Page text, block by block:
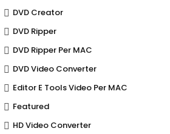
DVD Creator
DVD Ripper
DVD Ripper Per MAC
DVD Video Converter
Editor E Tools Video Per MAC
Featured
HD Video Converter